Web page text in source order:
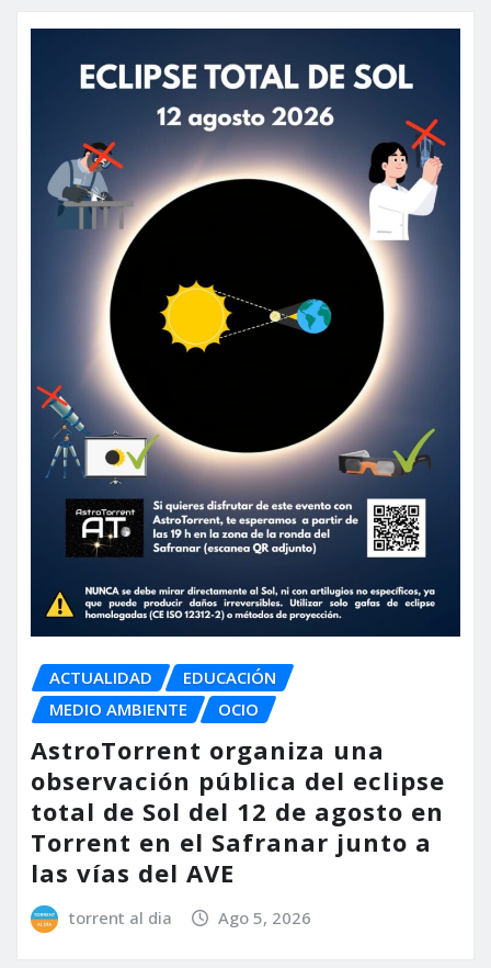
ACTUALIDAD
EDUCACIÓN
MEDIO AMBIENTE
OCIO
AstroTorrent organiza una
observación pública del eclipse
total de Sol del 12 de agosto en
Torrent en el Safranar junto a
las vías del AVE
torrent al dia Ago 5, 2026